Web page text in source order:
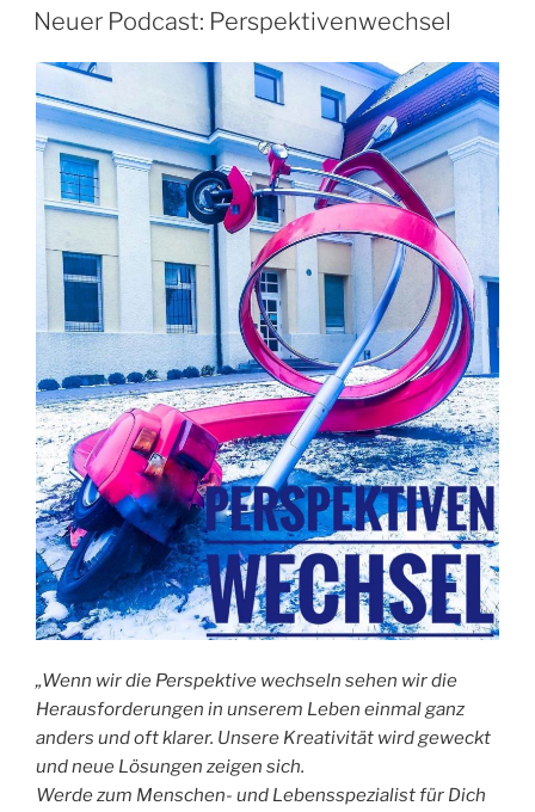
AM
Neuer Podcast: Perspektivenwechsel
„Wenn wir die Perspektive wechseln sehen wir die
Herausforderungen in unserem Leben einmal ganz
anders und oft klarer. Unsere Kreativität wird geweckt
und neue Lösungen zeigen sich.
Werde zum Menschen- und Lebensspezialist für Dich